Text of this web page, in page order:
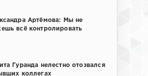
Артёмова: Мы не
всё контролировать
Гуранда нелестно отозвался
коллегах